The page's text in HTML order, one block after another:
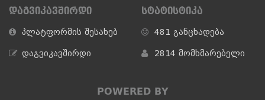
ᲓᲐᲒᲕᲘᲙᲐᲕᲨᲘᲠᲓᲘ
პლატფორმის შესახებ
დაგვიკავშირდი
ᲡᲢᲐᲢᲘᲡᲢᲘᲙᲐ
481 განცხადება
2814 მომხმარებელი
POWERED BY